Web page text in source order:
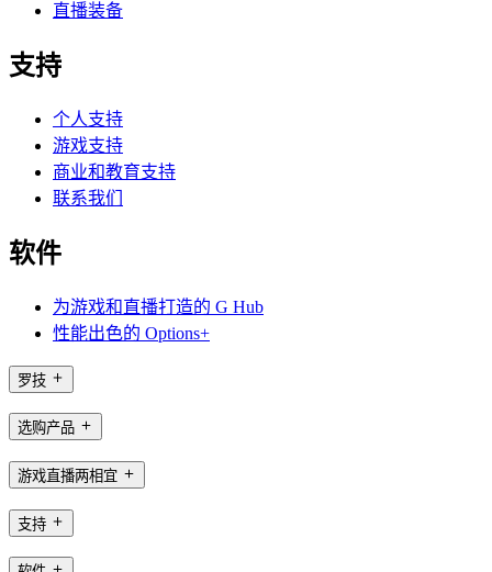
直播装备
支持
个人支持
游戏支持
商业和教育支持
联系我们
软件
为游戏和直播打造的 G Hub
性能出色的 Options+
罗技
选购产品
游戏直播两相宜
支持